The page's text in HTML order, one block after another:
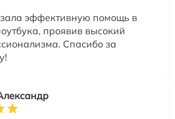
эффективную помощь в
проявив высокий
Спасибо за